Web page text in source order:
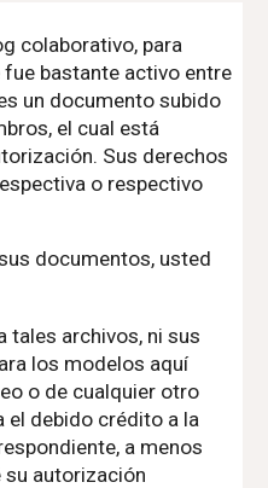
colaborativo, para
bastante activo entre
un documento subido
el cual está
Sus derechos
o respectivo
documentos, usted
tales archivos, ni sus
los modelos aquí
o de cualquier otro
el debido crédito a la
a menos
su autorización